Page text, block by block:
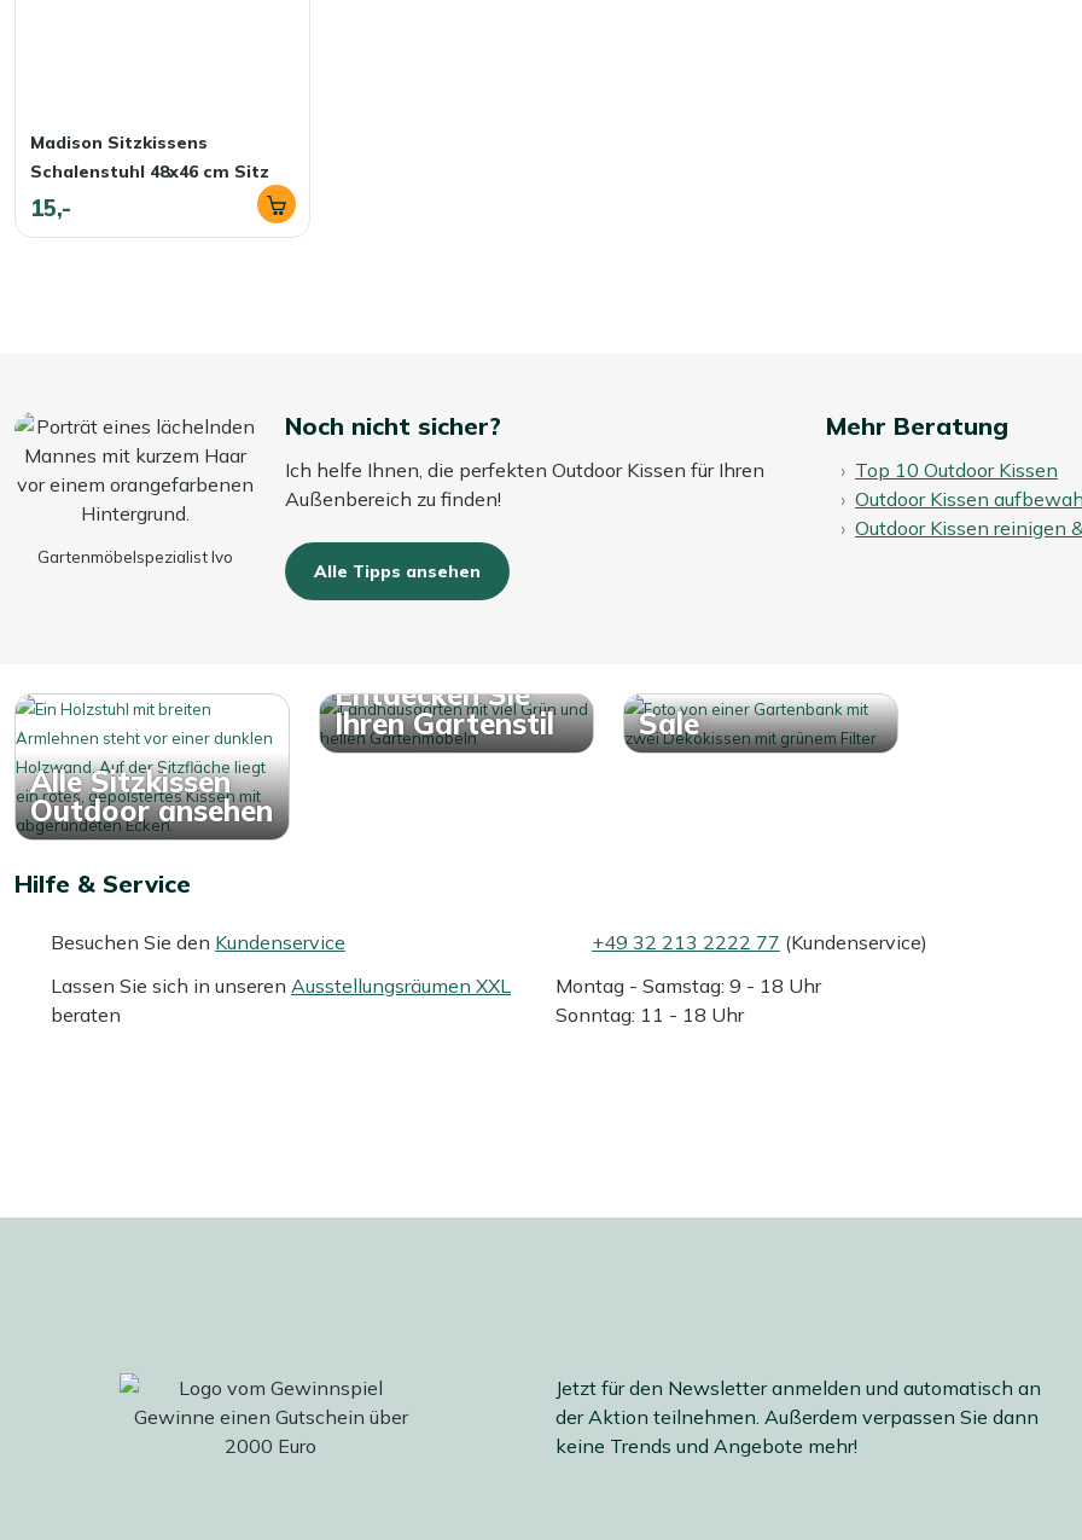
Madison Sitzkissens
Schalenstuhl 48x46 cm Sitz
15,-
Gartenmöbelspezialist Ivo
Noch nicht sicher?
Ich helfe Ihnen, die perfekten Outdoor Kissen für Ihren
Außenbereich zu finden!
Alle Tipps ansehen
Mehr Beratung
Top 10 Outdoor Kissen
Outdoor Kissen
Outdoor Kissen reinigen
Alle Sitzkissen
Outdoor ansehen
Entdecken Sie
Ihren Gartenstil
Sale
Hilfe & Service
Besuchen Sie den Kundenservice
Lassen Sie sich in unseren Ausstellungsräumen XXL
beraten
+49 32 213 2222 77 (Kundenservice)
Montag - Samstag: 9 - 18 Uhr
Sonntag: 11 - 18 Uhr
Jetzt für den Newsletter anmelden und automatisch an
der Aktion teilnehmen. Außerdem verpassen Sie dann
keine Trends und Angebote mehr!